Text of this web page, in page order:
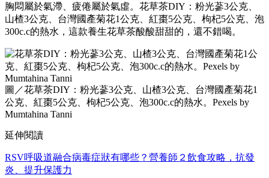
胸悶屬於氣滯、疲倦屬於氣虛。花草茶DIY：粉光蔘3公克、
山楂3公克、台灣國產菊花1公克、紅棗5公克、枸杞5公克、泡
300c.c的熱水，這款養生花草茶酸酸甜甜的，還不錯喝。
圖／花草茶DIY：粉光蔘3公克、山楂3公克、台灣國產菊花1
公克、紅棗5公克、枸杞5公克、泡300c.c的熱水。Pexels by
Mumtahina Tanni
延伸閱讀
RSV呼吸道融合病毒症狀有哪些？營養師２飲食攻略，抗發
炎、提升保護力